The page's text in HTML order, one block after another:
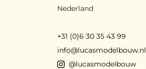
Nederland
+31 (0)6 30 35 43 99
info@lucasmodelbouw.nl
@lucasmodelbouw